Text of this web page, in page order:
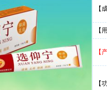
【
【
【